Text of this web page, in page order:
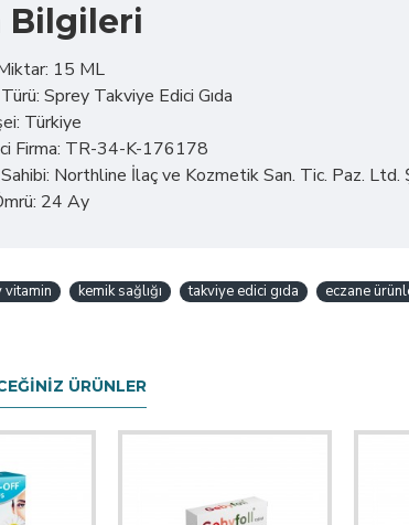
Bilgileri
15 ML
Sprey Takviye Edici Gıda
Türkiye
Firma: TR-34-K-176178
Northline İlaç ve Kozmetik San. Tic. Paz. Ltd.
24 Ay
vitamin kemik sağlığı takviye edici gıda eczane
ÜRÜNLER